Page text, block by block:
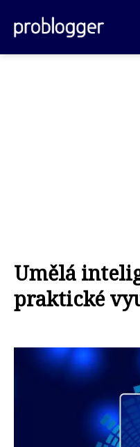
Umělá
praktické